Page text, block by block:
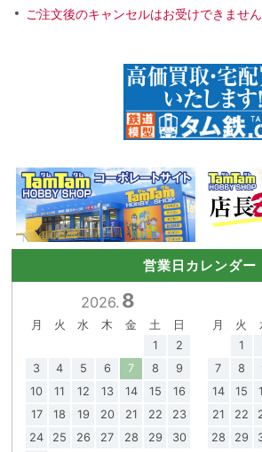
ご注文後のキャンセルはお受けできませ
営業日カレンダー
2026. 8
月 火 水 木 金 土
日
1
2
3
4 5 6 7 8
9
10
11 12 13 14 15
16
17
18 19 20 21 22
23
24
25 26 27 28 29
30
月 火
1
7
8
14
15
21
22
28
29